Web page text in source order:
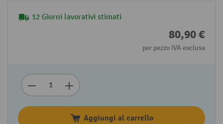
12 Giorni lavorativi stimati
80,90 €
per pezzo IVA esclusa
Aggiungi al carrello